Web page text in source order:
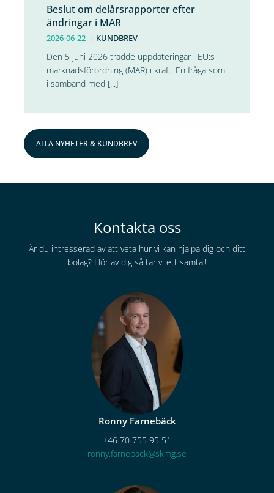
ALLA NYHETER & KUNDBREV
Beslut om delårsrapporter efter
ändringar i MAR
2026-06-22 | KUNDBREV
Den 5 juni 2026 trädde uppdateringar i EU:s
marknadsförordning (MAR) i kraft. En fråga som
i samband med [...]
Kontakta oss
Är du intresserad av att veta hur vi kan hjälpa dig och ditt
bolag? Hör av dig så tar vi ett samtal!
Ronny Farnebäck
+46 70 755 95 51
ronny.farneback@skmg.se